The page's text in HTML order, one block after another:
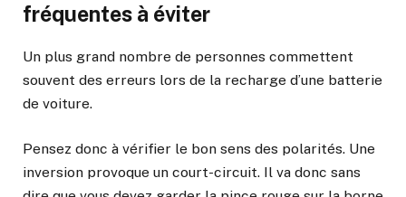
fréquentes à éviter
Un plus grand nombre de personnes commettent
souvent des erreurs lors de la recharge d’une batterie
de voiture.
Pensez donc à vérifier le bon sens des polarités. Une
inversion provoque un court-circuit. Il va donc sans